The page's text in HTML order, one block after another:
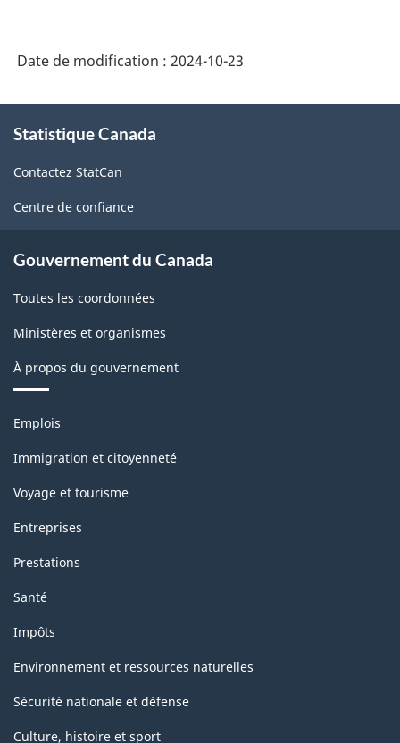
Date de modification : 2024-10-23
propos
ce
site
Statistique Canada
Contactez StatCan
Centre de confiance
Gouvernement du Canada
Toutes les coordonnées
Ministères et organismes
À propos du gouvernement
Thèmes
sujets
Emplois
Immigration et citoyenneté
Voyage et tourisme
Entreprises
Prestations
Santé
Impôts
Environnement et ressources naturelles
Sécurité nationale et défense
Culture, histoire et sport